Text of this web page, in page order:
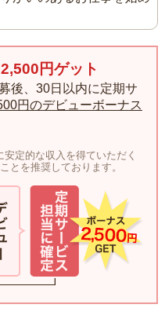
円ゲット
後、30日以内に定期サ
円のデビューボーナス
定的な収入を得ていただく
とを推奨しております。